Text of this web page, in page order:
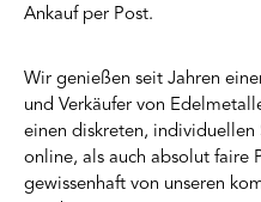
Ankauf per Post.
Wir genießen seit Jahren
und Verkäufer von
einen diskreten,
online, als auch absolut faire
gewissenhaft von unseren